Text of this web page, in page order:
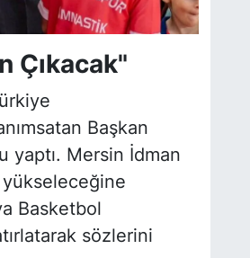
Çıkacak"
Başkan
yaptı. Mersin İdman
Basketbol
sözlerini